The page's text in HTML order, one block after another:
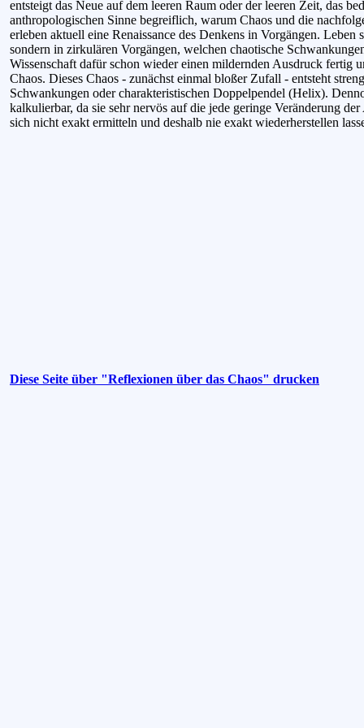
entsteigt das Neue auf dem leeren Raum oder der leeren Zeit, das
anthropologischen Sinne begreiflich, warum Chaos und die
erleben aktuell eine Renaissance des Denkens in Vorgängen. Leben
sondern in zirkulären Vorgängen, welchen chaotische
Wissenschaft dafür schon wieder einen mildernden Ausdruck fertig
Chaos. Dieses Chaos - zunächst einmal bloßer Zufall - entsteht
Schwankungen oder charakteristischen Doppelpendel (Helix).
kalkulierbar, da sie sehr nervös auf die jede geringe Veränderung
sich nicht exakt ermitteln und deshalb nie exakt wiederherstellen
Diese Seite über "Reflexionen über das Chaos" drucken